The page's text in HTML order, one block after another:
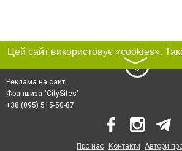
〉
Реклама на сайті
Франшиза "CitySites"
+38 (095) 515-50-87
Про нас Контакти Автори